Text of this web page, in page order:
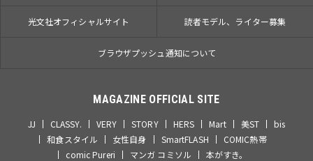
光文社オフィシャルサイト 読者モデル、ライター募集
ブラウザプッシュ通知について
MAGAZINE OFFICIAL SITE
JJ CLASSY. VERY STORY HERS Mart 美ST
bis
和食スタイル
女性自身 SmartFLASH
COMIC熱帯
comic Pureri
マンガ コミソル 本がすき。